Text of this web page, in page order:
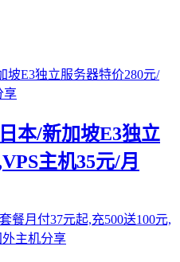
本/新加坡E3独立
主机35元/月